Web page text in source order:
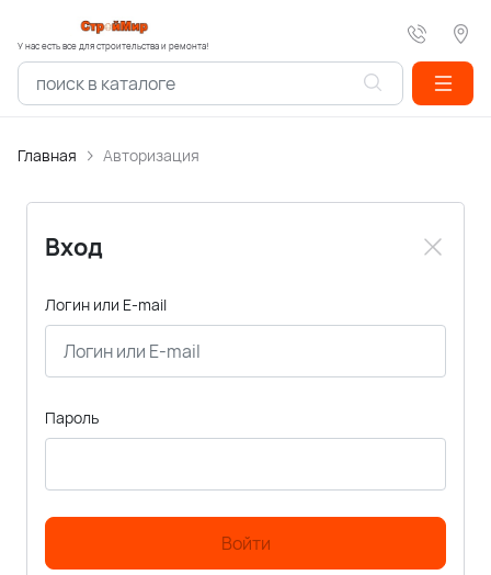
У нас есть все для строительства и ремонта!
Главная Авторизация
Вход
Логин или E-mail
Пароль
Войти